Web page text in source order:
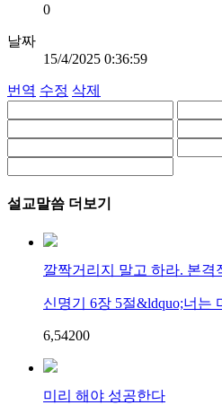
0
날짜
15/4/2025 0:36:59
번역 수정 삭제
설교말씀 더보기
깔짝거리지 말고 하라. 본격
신명기 6장 5절&ldquo;너는
6,54200
미리 해야 성공한다